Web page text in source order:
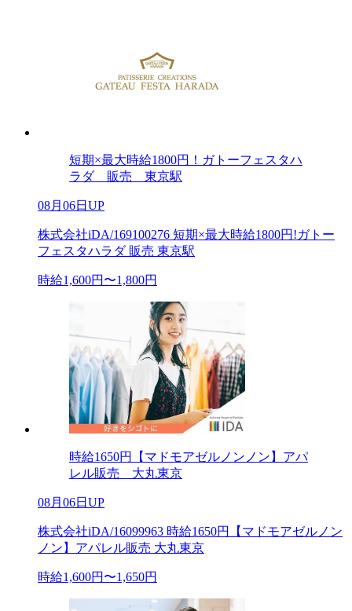
短期×最大時給1800円！ガトーフェスタハ
ラダ 販売 東京駅
08月06日UP
株式会社iDA/169100276 短期×最大時給1800円!ガトー
フェスタハラダ 販売 東京駅
時給1,600円〜1,800円
時給1650円【マドモアゼルノンノン】アパ
レル販売 大丸東京
08月06日UP
株式会社iDA/16099963 時給1650円【マドモアゼルノン
ノン】アパレル販売 大丸東京
時給1,600円〜1,650円